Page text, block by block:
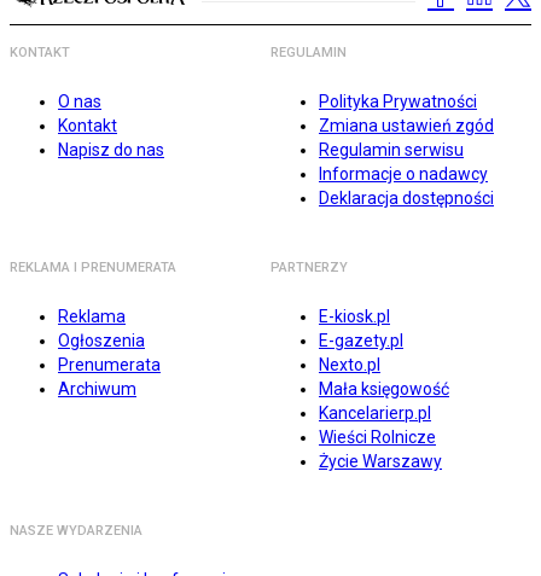
KONTAKT
O nas
Kontakt
Napisz do nas
REGULAMIN
Polityka Prywatności
Zmiana ustawień zgód
Regulamin serwisu
Informacje o nadawcy
Deklaracja dostępności
REKLAMA I PRENUMERATA
Reklama
Ogłoszenia
Prenumerata
Archiwum
PARTNERZY
E-kiosk.pl
E-gazety.pl
Nexto.pl
Mała księgowość
Kancelarierp.pl
Wieści Rolnicze
Życie Warszawy
NASZE WYDARZENIA